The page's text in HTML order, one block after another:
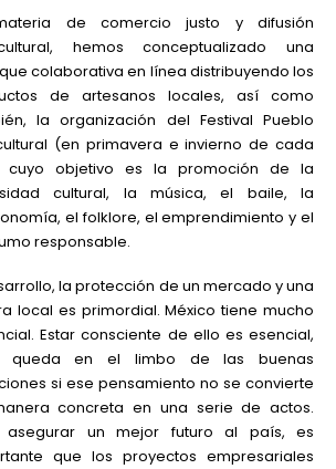
de comercio justo y difusión
hemos conceptualizado una
colaborativa en línea distribuyendo los
de artesanos locales, así como
la organización del Festival Pueblo
(en primavera e invierno de cada
cuyo objetivo es la promoción de la
cultural, la música, el baile, la
el folklore, el emprendimiento y el
responsable.
la protección de un mercado y una
local es primordial. México tiene mucho
Estar consciente de ello es esencial,
queda en el limbo de las buenas
si ese pensamiento no se convierte
concreta en una serie de actos.
asegurar un mejor futuro al país, es
que los proyectos empresariales